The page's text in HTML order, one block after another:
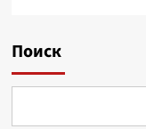
Поиск